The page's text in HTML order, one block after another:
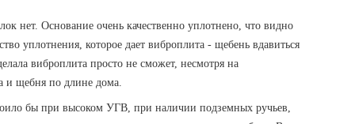
нет. Основание очень качественно уплотнено, что видно
уплотнения, которое дает виброплита - щебень вдавиться
виброплита просто не сможет, несмотря на
и щебня по длине дома.
бы при высоком УГВ, при наличии подземных ручьев,